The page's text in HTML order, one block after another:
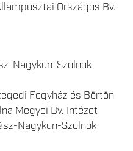
Országos Bv.
Nagykun-Szolnok
Fegyház és Börtön
Megyei Bv. Intézet
Nagykun-Szolnok